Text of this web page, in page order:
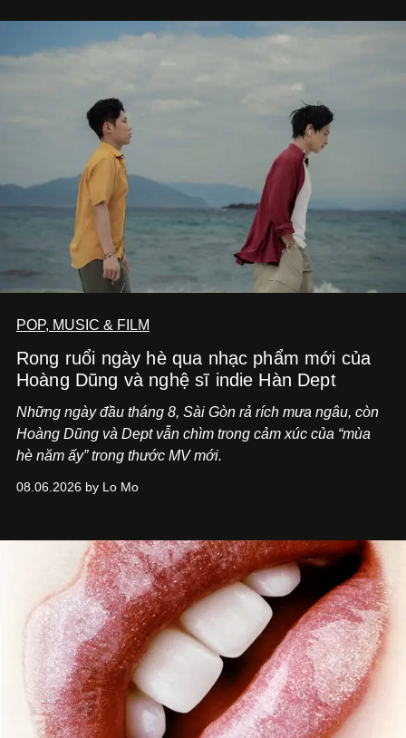
POP, MUSIC & FILM
Rong ruổi ngày hè qua nhạc phẩm mới của
Hoàng Dũng và nghệ sĩ indie Hàn Dept
Những ngày đầu tháng 8, Sài Gòn rả rích mưa ngâu, còn
Hoàng Dũng và Dept vẫn chìm trong cảm xúc của “mùa
hè năm ấy” trong thước MV mới.
08.06.2026 by Lo Mo